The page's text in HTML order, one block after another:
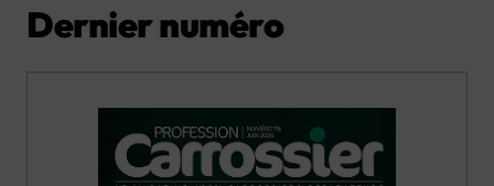
Dernier numéro